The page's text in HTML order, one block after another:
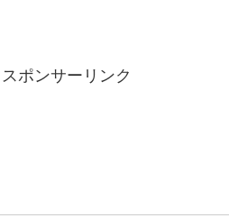
スポンサーリンク